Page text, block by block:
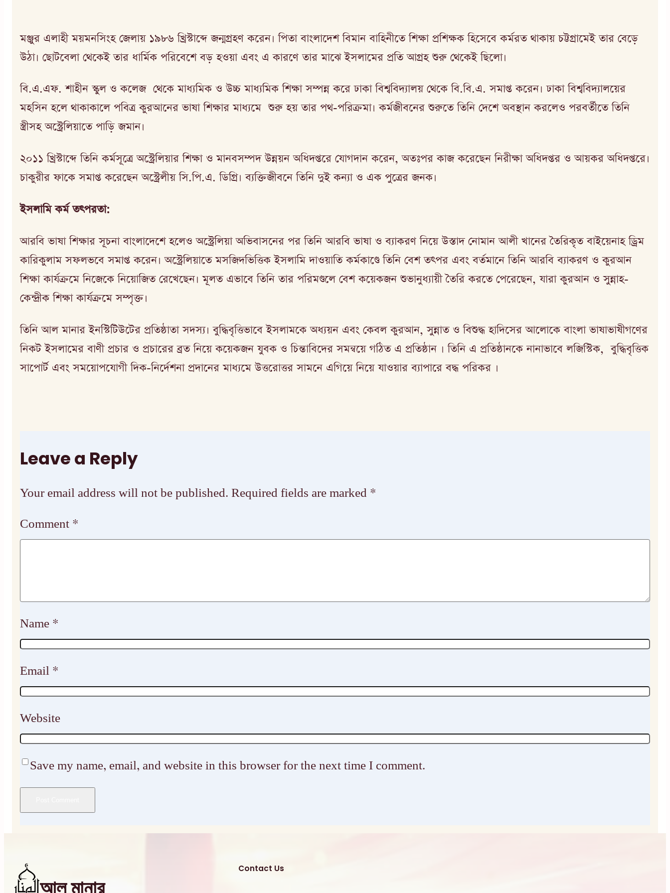
মঞ্জুর এলাহী ময়মনসিংহ জেলায় ১৯৮৬ খ্রিস্টাব্দে জন্মগ্রহণ করেন। পিতা বাংলাদেশ বিমান বাহিনীতে শিক্ষা প্রশিক্ষক হিসেবে কর্মরত থাকায় চট্টগ্রামেই তার বেড়ে
উঠা। ছোটবেলা থেকেই তার ধার্মিক পরিবেশে বড় হওয়া এবং এ কারণে তার মাঝে ইসলামের প্রতি আগ্রহ শুরু থেকেই ছিলো।
বি.এ.এফ. শাহীন স্কুল ও কলেজ থেকে মাধ্যমিক ও উচ্চ মাধ্যমিক শিক্ষা সম্পন্ন করে ঢাকা বিশ্ববিদ্যালয় থেকে বি.বি.এ. সমাপ্ত করেন। ঢাকা বিশ্ববিদ্যালয়ের
মহসিন হলে থাকাকালে পবিত্র কুরআনের ভাষা শিক্ষার মাধ্যমে শুরু হয় তার পথ-পরিক্রমা। কর্মজীবনের শুরুতে তিনি দেশে অবস্থান করলেও পরবর্তীতে তিনি
স্ত্রীসহ অস্ট্রেলিয়াতে পাড়ি জমান।
২০১১ খ্রিস্টাব্দে তিনি কর্মসূত্রে অস্ট্রেলিয়ার শিক্ষা ও মানবসম্পদ উন্নয়ন অধিদপ্তরে যোগদান করেন, অতঃপর কাজ করেছেন নিরীক্ষা অধিদপ্তর ও আয়কর অধিদপ্তরে।
চাকুরীর ফাকে সমাপ্ত করেছেন অস্ট্রেলীয় সি.পি.এ. ডিগ্রি। ব্যক্তিজীবনে তিনি দুই কন্যা ও এক পুত্রের জনক।
ইসলামি কর্ম তৎপরতা:
আরবি ভাষা শিক্ষার সূচনা বাংলাদেশে হলেও অস্ট্রেলিয়া অভিবাসনের পর তিনি আরবি ভাষা ও ব্যাকরণ নিয়ে উস্তাদ নোমান আলী খানের তৈরিকৃত বাইয়েনাহ ড্রিম
কারিকুলাম সফলভবে সমাপ্ত করেন। অস্ট্রেলিয়াতে মসজিদভিত্তিক ইসলামি দাওয়াতি কর্মকাণ্ডে তিনি বেশ তৎপর এবং বর্তমানে তিনি আরবি ব্যাকরণ ও কুরআন
শিক্ষা কার্যক্রমে নিজেকে নিয়োজিত রেখেছেন। মূলত এভাবে তিনি তার পরিমণ্ডলে বেশ কয়েকজন শুভানুধ্যায়ী তৈরি করতে পেরেছেন, যারা কুরআন ও সুন্নাহ-
কেন্দ্রীক শিক্ষা কার্যক্রমে সম্পৃক্ত।
তিনি আল মানার ইনস্টিটিউটের প্রতিষ্ঠাতা সদস্য। বুদ্ধিবৃত্তিভাবে ইসলামকে অধ্যয়ন এবং কেবল কুরআন, সুন্নাত ও বিশুদ্ধ হাদিসের আলোকে বাংলা ভাষাভাষীগণের
নিকট ইসলামের বাণী প্রচার ও প্রচারের ব্রত নিয়ে কয়েকজন যুবক ও চিন্তাবিদের সমন্বয়ে গঠিত এ প্রতিষ্ঠান । তিনি এ প্রতিষ্ঠানকে নানাভাবে লজিস্টিক, বুদ্ধিবৃত্তিক
সাপোর্ট এবং সময়োপযোগী দিক-নির্দেশনা প্রদানের মাধ্যমে উত্তরোত্তর সামনে এগিয়ে নিয়ে যাওয়ার ব্যাপারে বদ্ধ পরিকর ।
Leave a Reply
Your email address will not be published. Required fields are marked *
Comment *
Name *
Email *
Website
Save my name, email, and website in this browser for the next time I comment.
Contact Us